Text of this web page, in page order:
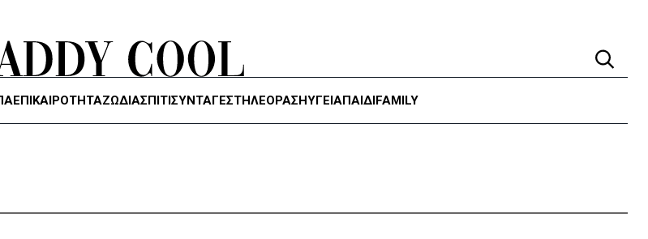
ΕΠΙΚΑΙΡΟΤΗΤΑΖΏΔΙΑΣΠΙΤΙΣΥΝΤΑΓΕΣΤΗΛΕΌΡΑΣΗΥΓΕΊΑΠΑΙΔΙFAMILY